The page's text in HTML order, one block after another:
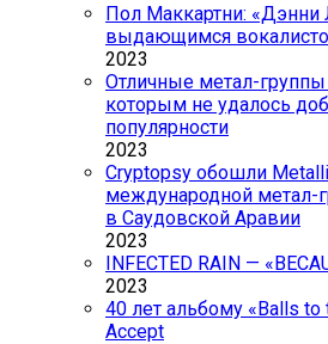
Пол Маккартни:
выдающимся
2023
Отличные метал-
которым не удалось
популярности
2023
Cryptopsy обошли
международной метал-
в Саудовской Аравии
2023
INFECTED RAIN —
2023
40 лет альбому «Balls to
Accept